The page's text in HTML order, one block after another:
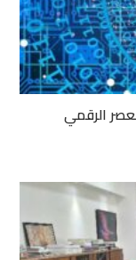
الرقمي